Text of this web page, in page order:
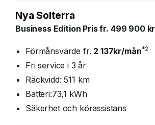
Nya Solterra
Business Edition Pris fr. 499 900 kr
Förmånsvärde fr. 2 137kr/mån*2
Fri service i 3 år
Räckvidd: 511 km
Batteri:73,1 kWh
Säkerhet och körassistans